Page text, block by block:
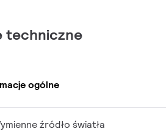
techniczne
ogólne
źródło światła